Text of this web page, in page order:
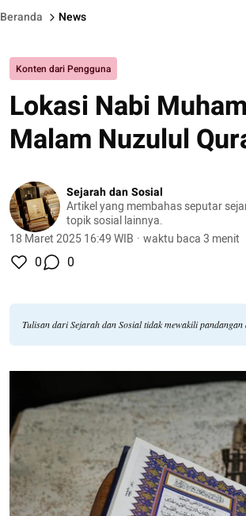
Beranda News
Konten dari Pengguna
Lokasi Nabi
Malam Nuzulul
Sejarah dan Sosial
Artikel yang membahas seputar
topik sosial lainnya.
18 Maret 2025 16:49 WIB · waktu baca 3 menit
0 0
Tulisan dari Sejarah dan Sosial tidak mewakili